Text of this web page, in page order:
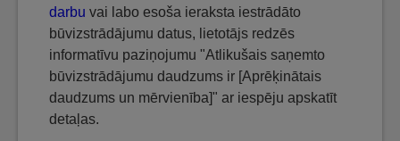
darbu vai labo esoša ieraksta iestrādāto
būvizstrādājumu datus, lietotājs redzēs
informatīvu paziņojumu "Atlikušais saņemto
būvizstrādājumu daudzums ir [Aprēķinātais
daudzums un mērvienība]" ar iespēju apskatīt
detaļas.